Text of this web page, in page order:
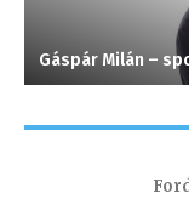
Gáspár Milán –